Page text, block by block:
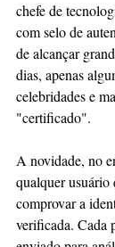
chefe de
com selo de
de alcançar
dias, apenas
celebridades e
"certificado".
A novidade, no
qualquer usuário
comprovar a
verificada. Cada